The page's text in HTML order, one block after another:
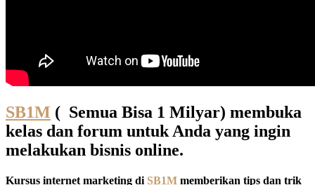
SB1M ( Semua Bisa 1 Milyar) membuka
kelas dan forum untuk Anda yang ingin
melakukan bisnis online.
Kursus internet marketing di SB1M memberikan tips dan trik